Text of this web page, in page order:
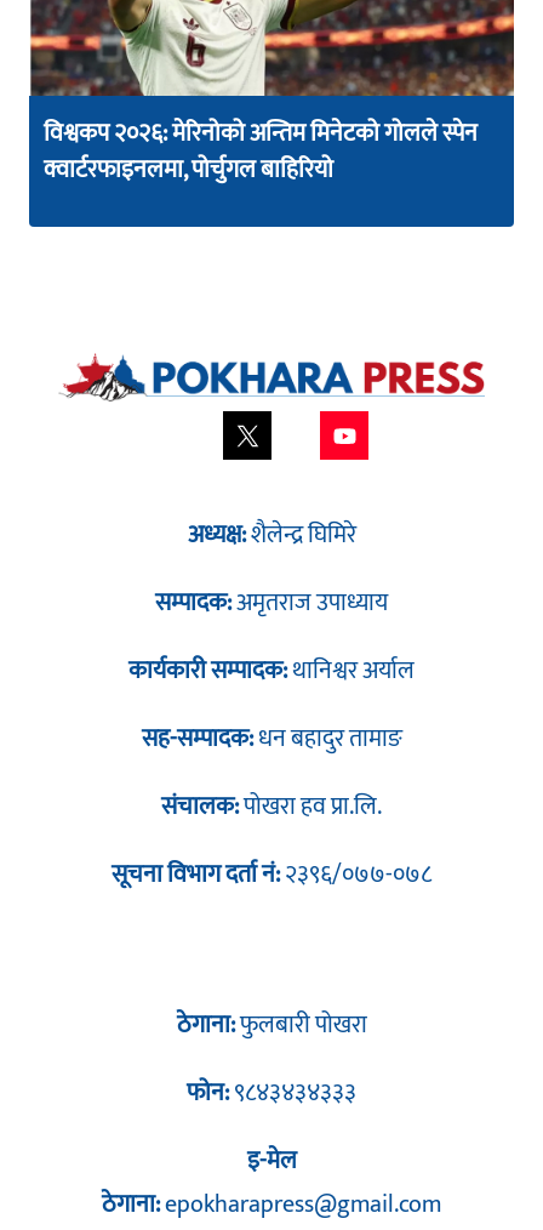
विश्वकप २०२६: मेरिनोको अन्तिम मिनेटको गोलले स्पेन
क्वार्टरफाइनलमा, पोर्चुगल बाहिरियो
अध्यक्ष:शैलेन्द्र घिमिरे
सम्पादक:अमृतराज उपाध्याय
कार्यकारी सम्पादक:थानिश्वर अर्याल
सह-सम्पादक:धन बहादुर तामाङ
संचालक:पोखरा हव प्रा.लि.
सूचना विभाग दर्ता नं:२३९६/०७७-०७८
ठेगाना:फुलबारी पोखरा
फोन:९८४३४३४३३३
इ-मेल
ठेगाना:epokharapress@gmail.com